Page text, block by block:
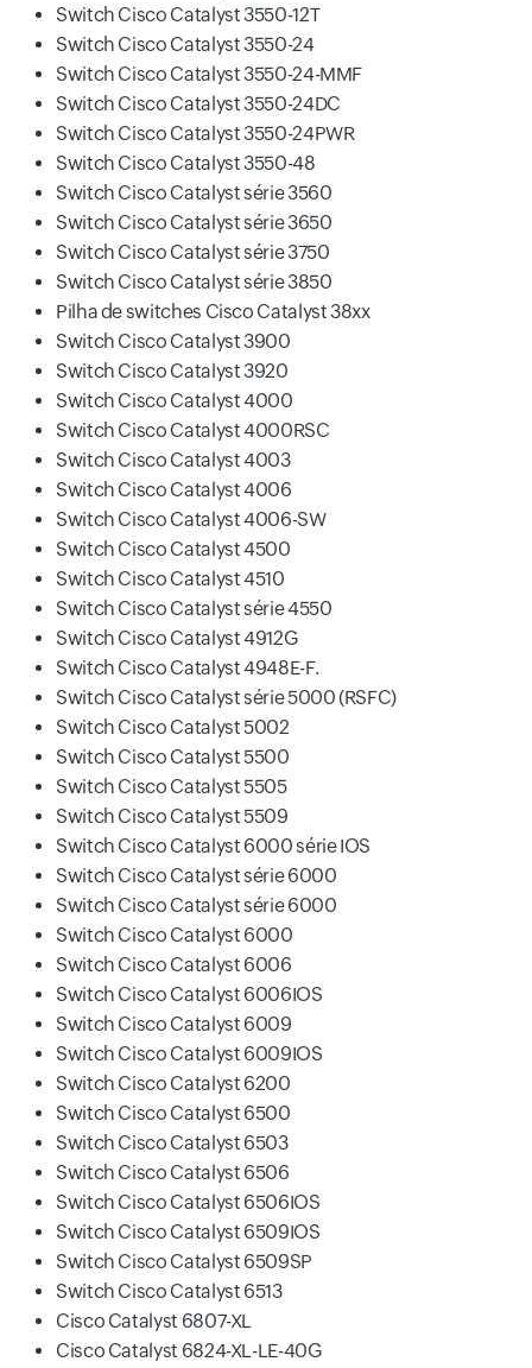
Switch Cisco Catalyst 3550-12T
Switch Cisco Catalyst 3550-24
Switch Cisco Catalyst 3550-24-MMF
Switch Cisco Catalyst 3550-24DC
Switch Cisco Catalyst 3550-24PWR
Switch Cisco Catalyst 3550-48
Switch Cisco Catalyst série 3560
Switch Cisco Catalyst série 3650
Switch Cisco Catalyst série 3750
Switch Cisco Catalyst série 3850
Pilha de switches Cisco Catalyst 38xx
Switch Cisco Catalyst 3900
Switch Cisco Catalyst 3920
Switch Cisco Catalyst 4000
Switch Cisco Catalyst 4000RSC
Switch Cisco Catalyst 4003
Switch Cisco Catalyst 4006
Switch Cisco Catalyst 4006-SW
Switch Cisco Catalyst 4500
Switch Cisco Catalyst 4510
Switch Cisco Catalyst série 4550
Switch Cisco Catalyst 4912G
Switch Cisco Catalyst 4948E-F.
Switch Cisco Catalyst série 5000 (RSFC)
Switch Cisco Catalyst 5002
Switch Cisco Catalyst 5500
Switch Cisco Catalyst 5505
Switch Cisco Catalyst 5509
Switch Cisco Catalyst 6000 série IOS
Switch Cisco Catalyst série 6000
Switch Cisco Catalyst série 6000
Switch Cisco Catalyst 6000
Switch Cisco Catalyst 6006
Switch Cisco Catalyst 6006IOS
Switch Cisco Catalyst 6009
Switch Cisco Catalyst 6009IOS
Switch Cisco Catalyst 6200
Switch Cisco Catalyst 6500
Switch Cisco Catalyst 6503
Switch Cisco Catalyst 6506
Switch Cisco Catalyst 6506IOS
Switch Cisco Catalyst 6509IOS
Switch Cisco Catalyst 6509SP
Switch Cisco Catalyst 6513
Cisco Catalyst 6807-XL
Cisco Catalyst 6824-XL-LE-40G